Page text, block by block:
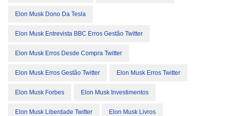
Elon Musk Dono Da Tesla
Elon Musk Entrevista BBC Erros Gestão Twitter
Elon Musk Erros Desde Compra Twitter
Elon Musk Erros Gestão Twitter Elon Musk Erros Twitter
Elon Musk Forbes Elon Musk Investimentos
Elon Musk Liberdade Twitter Elon Musk Livros